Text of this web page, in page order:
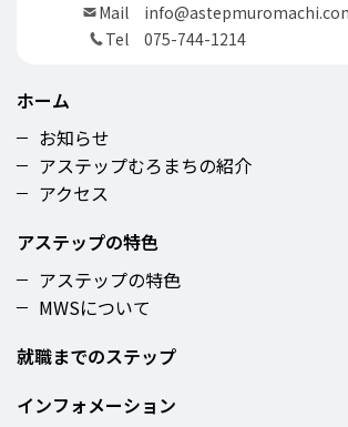
Mail
Tel
075-744-1214
ホーム
お知らせ
アステップむろまちの紹介
アクセス
アステップの特色
アステップの特色
MWSについて
就職までのステップ
インフォメーション